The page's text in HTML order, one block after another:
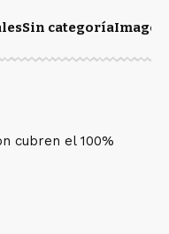
Sin categoríaImagen
cubren el 100%